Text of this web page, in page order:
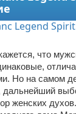
что
Но на самом
дальнейший
женских